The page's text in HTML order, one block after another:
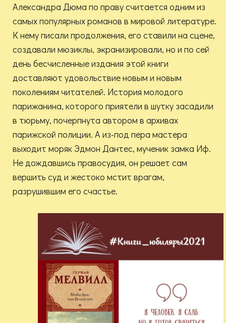
Александра Дюма по праву считается одним из
самых популярных романов в мировой литературе.
К нему писали продолжения, его ставили на сцене,
создавали мюзиклы, экранизировали, но и по сей
день бесчисленные издания этой книги
доставляют удовольствие новым и новым
поколениям читателей. История молодого
парижанина, которого приятели в шутку засадили
в тюрьму, почерпнута автором в архивах
парижской полиции. А из-под пера мастера
выходит моряк Эдмон Дантес, мученик замка Иф.
Не дождавшись правосудия, он решает сам
вершить суд и жестоко мстит врагам,
разрушившим его счастье.